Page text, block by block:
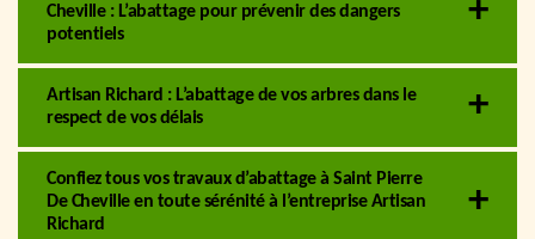
Cheville : L’abattage pour prévenir des dangers
potentiels
Artisan Richard : L’abattage de vos arbres dans le
respect de vos délais
Confiez tous vos travaux d’abattage à Saint Pierre
De Cheville en toute sérénité à l’entreprise Artisan
Richard